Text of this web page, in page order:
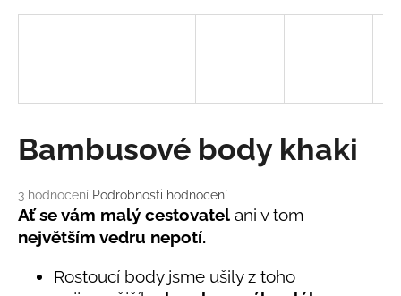
Průměrné
hodnocení
produktu
je
3 hodnocení Podrobnosti hodnocení
Bambusové body khaki
Ať se vám malý cestovatel ani v tom
největším vedru nepotí.
Rostoucí body jsme ušily z toho
D
o
o
r
u